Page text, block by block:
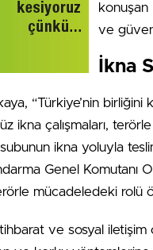
konuşan
ve
İkna
“Türkiye’nin
ikna çalışmaları,
ikna yoluyla
Genel Komutanı
mücadeledeki rolü
ve sosyal iletişim